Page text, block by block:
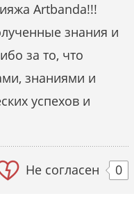
Artbanda!!!
знания и
за то, что
знаниями и
успехов и
Не согласен 0